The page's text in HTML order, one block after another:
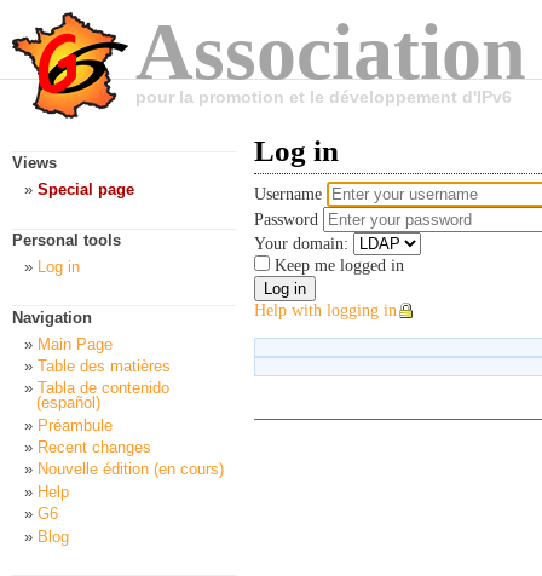
pour la promotion et le développement d'IPv6
Log in
Username
Password
Your domain:
Keep me logged in
Help with logging in
Views
Special page
Personal tools
Log in
Navigation
Main Page
Table des matières
Tabla de contenido
(español)
Préambule
Recent changes
Nouvelle édition (en cours)
Help
G6
Blog